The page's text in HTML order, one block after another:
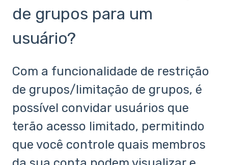
de grupos para um
usuário?
Com a funcionalidade de restrição
de grupos/limitação de grupos, é
possível convidar usuários que
terão acesso limitado, permitindo
que você controle quais membros